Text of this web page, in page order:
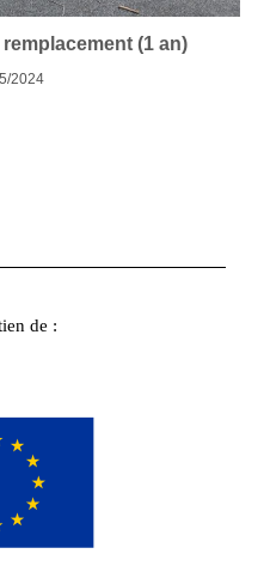
(1 an)
2024
de :